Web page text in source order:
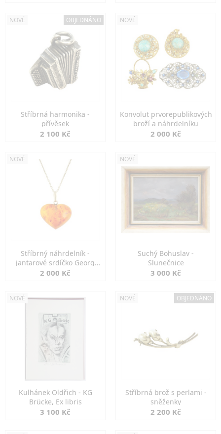
NOVÉ OBJEDNÁNO
Stříbrná harmonika -
přívěsek
2 100 Kč
NOVÉ
Konvolut prvorepublikových
broží a náhrdelníku
2 000 Kč
NOVÉ
Stříbrný náhrdelník -
jantarové srdíčko Georg
Kramer
2 000 Kč
NOVÉ
Suchý Bohuslav -
Slunečnice
3 000 Kč
NOVÉ
Kulhánek Oldřich - KG
Brücke, Ex libris
3 100 Kč
NOVÉ OBJEDNÁNO
Stříbrná brož s perlami -
sněženky
2 200 Kč